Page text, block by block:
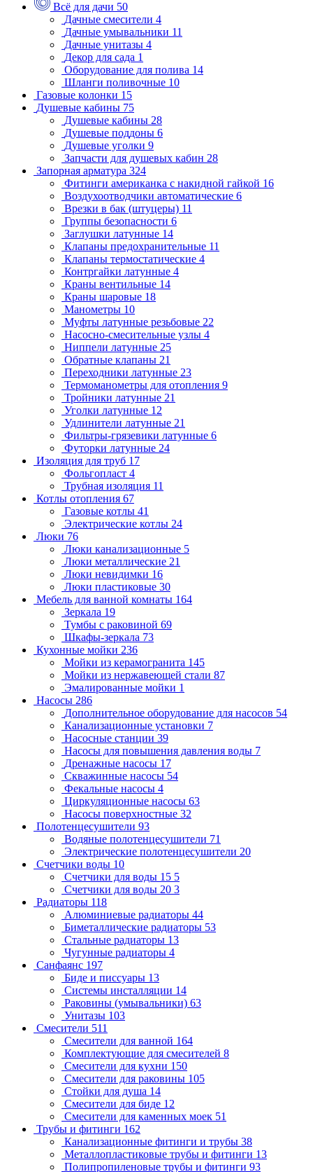
Всё для дачи 50
Дачные смесители 4
Дачные умывальники 11
Дачные унитазы 4
Декор для сада 1
Оборудование для полива 14
Шланги поливочные 10
Газовые колонки 15
Душевые кабины 75
Душевые кабины 28
Душевые поддоны 6
Душевые уголки 9
Запчасти для душевых кабин 28
Запорная арматура 324
Фитинги американка с накидной гайкой 16
Воздухоотводчики автоматические 6
Врезки в бак (штуцеры) 11
Группы безопасности 6
Заглушки латунные 14
Клапаны предохранительные 11
Клапаны термостатические 4
Контргайки латунные 4
Краны вентильные 14
Краны шаровые 18
Манометры 10
Муфты латунные резьбовые 22
Насосно-смесительные узлы 4
Ниппели латунные 25
Обратные клапаны 21
Переходники латунные 23
Термоманометры для отопления 9
Тройники латунные 21
Уголки латунные 12
Удлинители латунные 21
Фильтры-грязевики латунные 6
Футорки латунные 24
Изоляция для труб 17
Фольгопласт 4
Трубная изоляция 11
Котлы отопления 67
Газовые котлы 41
Электрические котлы 24
Люки 76
Люки канализационные 5
Люки металлические 21
Люки невидимки 16
Люки пластиковые 30
Мебель для ванной комнаты 164
Зеркала 19
Тумбы с раковиной 69
Шкафы-зеркала 73
Кухонные мойки 236
Мойки из керамогранита 145
Мойки из нержавеющей стали 87
Эмалированные мойки 1
Насосы 286
Дополнительное оборудование для насосов 54
Канализационные установки 7
Насосные станции 39
Насосы для повышения давления воды 7
Дренажные насосы 17
Скважинные насосы 54
Фекальные насосы 4
Циркуляционные насосы 63
Насосы поверхностные 32
Полотенцесушители 93
Водяные полотенцесушители 71
Электрические полотенцесушители 20
Счетчики воды 10
Счетчики для воды 15 5
Счетчики для воды 20 3
Радиаторы 118
Алюминиевые радиаторы 44
Биметаллические радиаторы 53
Стальные радиаторы 13
Чугунные радиаторы 4
Санфаянс 197
Биде и писсуары 13
Системы инсталляции 14
Раковины (умывальники) 63
Унитазы 103
Смесители 511
Смесители для ванной 164
Комплектующие для смесителей 8
Смесители для кухни 150
Смесители для раковины 105
Стойки для душа 14
Смесители для биде 12
Смесители для каменных моек 51
Трубы и фитинги 162
Канализационные фитинги и трубы 38
Металлопластиковые трубы и фитинги 13
Полипропиленовые трубы и фитинги 93